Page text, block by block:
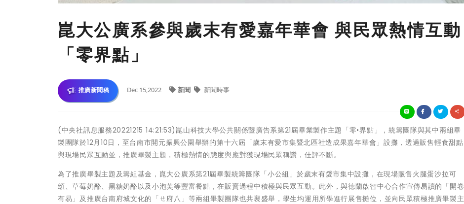
崑大公廣系參與歲末有愛嘉年華會 與民眾熱情互動
「零界點」
推廣新聞稿 Dec 15,2022 新聞 新聞時事
(中央社訊息服務20221215 14:21:53)崑山科技大學公共關係暨廣告系第21屆畢業製作主題「零•界點」，統籌團隊與其中兩組畢
製團隊於12月10日，至台南市開元振興公園舉辦的第十六屆「歲末有愛市集暨北區社造成果嘉年華會」設攤，透過販售輕食甜點
與現場民眾互動並，推廣畢製主題，積極熱情的態度與應對獲現場民眾稱讚，佳評不斷。
為了推廣畢製主題及籌組基金，崑大公廣系第21屆畢製統籌團隊「小公組」於歲末有愛市集中設攤，在現場販售火腿蛋沙拉可
頌、草莓奶酪、黑糖奶酪以及小泡芙等豐富餐點，在販賣過程中積極與民眾互動。此外，與德蘭啟智中心合作宣傳易讀的「開卷
有易」及推廣台南府城文化的「ㄝ府八」等兩組畢製團隊也共襄盛舉，學生均運用所學進行展售攤位，並向民眾積極推廣畢製主